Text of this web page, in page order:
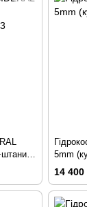
5mm
14 400